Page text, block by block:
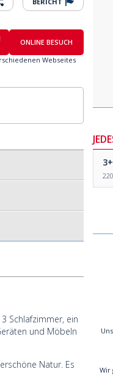
ONLINE BESUCH
Webseites
Schlafzimmer, ein
und Möbeln
Natur. Es
Wir